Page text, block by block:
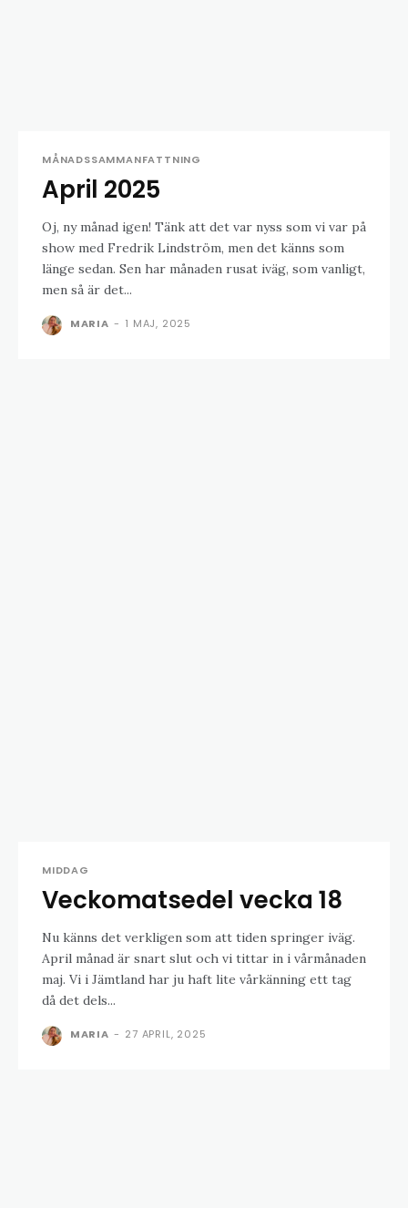
MÅNADSSAMMANFATTNING
April 2025
Oj, ny månad igen! Tänk att det var nyss som vi var på
show med Fredrik Lindström, men det känns som
länge sedan. Sen har månaden rusat iväg, som vanligt,
men så är det...
MARIA - 1 MAJ, 2025
MIDDAG
Veckomatsedel vecka 18
Nu känns det verkligen som att tiden springer iväg.
April månad är snart slut och vi tittar in i vårmånaden
maj. Vi i Jämtland har ju haft lite vårkänning ett tag
då det dels...
MARIA - 27 APRIL, 2025